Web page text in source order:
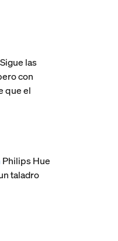
las
con
que el
Philips Hue
taladro